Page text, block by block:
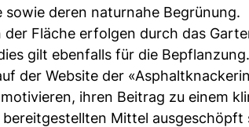
deren naturnahe Begrünung.
Fläche erfolgen durch das
gilt ebenfalls für die Bepflanzung.
der Website der
ihren Beitrag zu einem
Mittel ausgeschöpft